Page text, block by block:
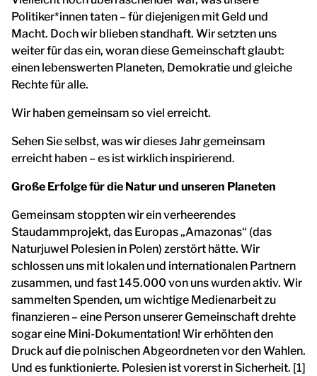
Politiker*innen taten – für diejenigen mit Geld und
Macht. Doch wir blieben standhaft. Wir setzten uns
weiter für das ein, woran diese Gemeinschaft glaubt:
einen lebenswerten Planeten, Demokratie und gleiche
Rechte für alle.
Wir haben gemeinsam so viel erreicht.
Sehen Sie selbst, was wir dieses Jahr gemeinsam
erreicht haben – es ist wirklich inspirierend.
Große Erfolge für die Natur und unseren Planeten
Gemeinsam stoppten wir ein verheerendes
Staudammprojekt, das Europas „Amazonas“ (das
Naturjuwel Polesien in Polen) zerstört hätte. Wir
schlossen uns mit lokalen und internationalen Partnern
zusammen, und fast 145.000 von uns wurden aktiv. Wir
sammelten Spenden, um wichtige Medienarbeit zu
finanzieren – eine Person unserer Gemeinschaft drehte
sogar eine Mini-Dokumentation! Wir erhöhten den
Druck auf die polnischen Abgeordneten vor den Wahlen.
Und es funktionierte. Polesien ist vorerst in Sicherheit. [1]